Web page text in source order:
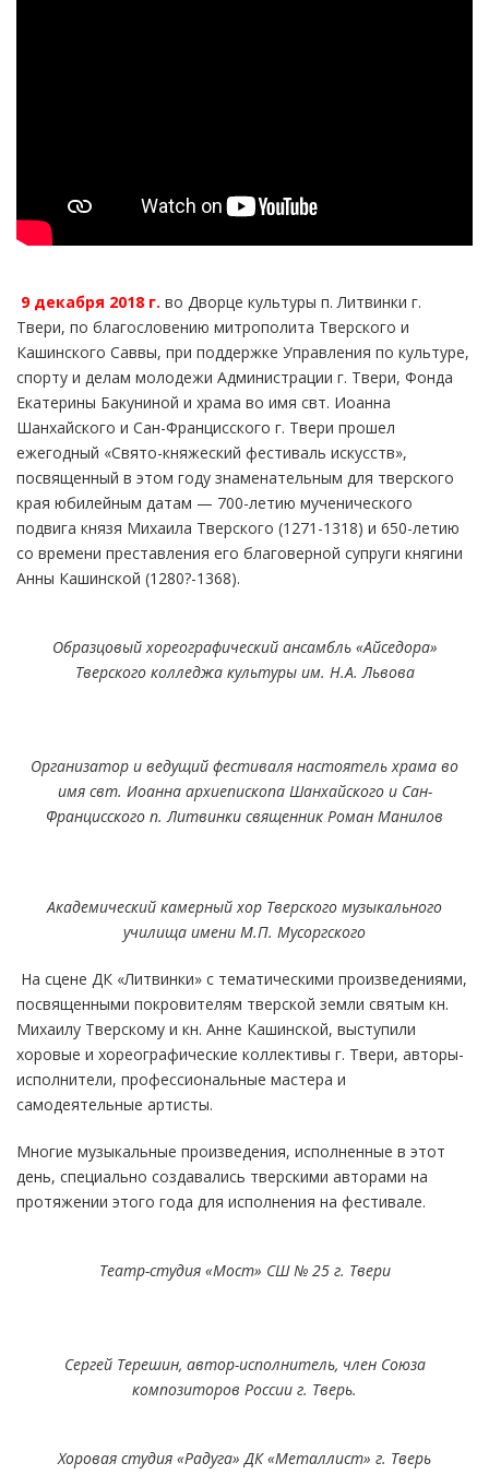
9 декабря 2018 г. во Дворце культуры п. Литвинки г.
Твери, по благословению митрополита Тверского и
Кашинского Саввы, при поддержке Управления по культуре,
спорту и делам молодежи Администрации г. Твери, Фонда
Екатерины Бакуниной и храма во имя свт. Иоанна
Шанхайского и Сан-Францисского г. Твери прошел
ежегодный «Свято-княжеский фестиваль искусств»,
посвященный в этом году знаменательным для тверского
края юбилейным датам — 700-летию мученического
подвига князя Михаила Тверского (1271-1318) и 650-летию
со времени преставления его благоверной супруги княгини
Анны Кашинской (1280?-1368).
Образцовый хореографический ансамбль «Айседора»
Тверского колледжа культуры им. Н.А. Львова
Организатор и ведущий фестиваля настоятель храма во
имя свт. Иоанна архиепископа Шанхайского и Сан-
Францисского п. Литвинки священник Роман Манилов
Академический камерный хор Тверского музыкального
училища имени М.П. Мусоргского
На сцене ДК «Литвинки» с тематическими произведениями,
посвященными покровителям тверской земли святым кн.
Михаилу Тверскому и кн. Анне Кашинской, выступили
хоровые и хореографические коллективы г. Твери, авторы-
исполнители, профессиональные мастера и
самодеятельные артисты.
Многие музыкальные произведения, исполненные в этот
день, специально создавались тверскими авторами на
протяжении этого года для исполнения на фестивале.
Театр-студия «Мост» СШ № 25 г. Твери
Сергей Терешин, автор-исполнитель, член Союза
композиторов России г. Тверь.
Хоровая студия «Радуга» ДК «Металлист» г. Тверь